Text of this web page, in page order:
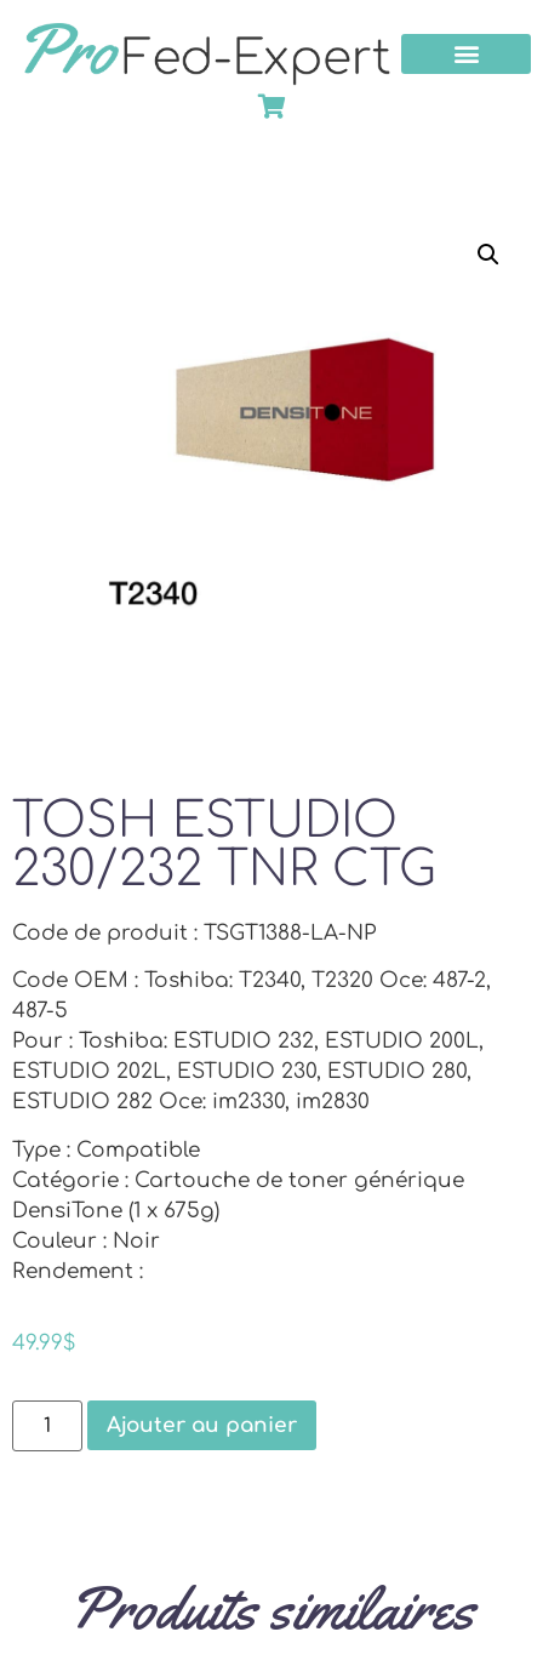
TOSH ESTUDIO
230/232 TNR CTG
Code de produit : TSGT1388-LA-NP
Code OEM : Toshiba: T2340, T2320 Oce: 487-2,
487-5
Pour : Toshiba: ESTUDIO 232, ESTUDIO 200L,
ESTUDIO 202L, ESTUDIO 230, ESTUDIO 280,
ESTUDIO 282 Oce: im2330, im2830
Type : Compatible
Catégorie : Cartouche de toner générique
DensiTone (1 x 675g)
Couleur : Noir
Rendement :
49.99$
Ajouter au panier
Produits similaires